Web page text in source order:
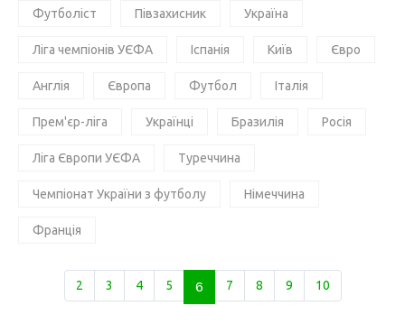
Футболіст Півзахисник Україна
Ліга чемпіонів УЄФА Іспанія Київ Євро
Англія Європа Футбол Італія
Прем'єр-ліга Українці Бразилія Росія
Ліга Європи УЄФА Туреччина
Чемпіонат України з футболу Німеччина
Франція
2 3 4 5 6 7 8 9 10